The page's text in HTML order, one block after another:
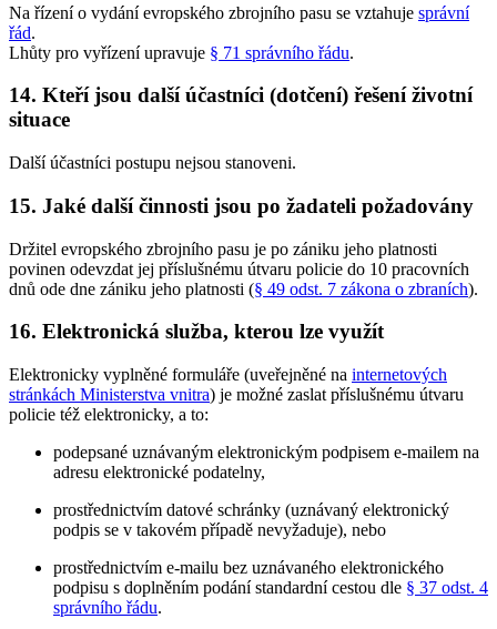
Na řízení o vydání evropského zbrojního pasu se vztahuje správní
řád.
Lhůty pro vyřízení upravuje § 71 správního řádu.
14. Kteří jsou další účastníci (dotčení) řešení životní
situace
Další účastníci postupu nejsou stanoveni.
15. Jaké další činnosti jsou po žadateli požadovány
Držitel evropského zbrojního pasu je po zániku jeho platnosti
povinen odevzdat jej příslušnému útvaru policie do 10 pracovních
dnů ode dne zániku jeho platnosti (§ 49 odst. 7 zákona o zbraních).
16. Elektronická služba, kterou lze využít
Elektronicky vyplněné formuláře (uveřejněné na internetových
stránkách Ministerstva vnitra) je možné zaslat příslušnému útvaru
policie též elektronicky, a to:
podepsané uznávaným elektronickým podpisem e-mailem na
adresu elektronické podatelny,
prostřednictvím datové schránky (uznávaný elektronický
podpis se v takovém případě nevyžaduje), nebo
prostřednictvím e-mailu bez uznávaného elektronického
podpisu s doplněním podání standardní cestou dle § 37 odst. 4
správního řádu.